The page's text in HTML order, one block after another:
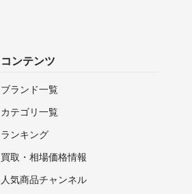
コンテンツ
ブランド一覧
カテゴリ一覧
ランキング
買取・相場価格情報
人気商品チャンネル